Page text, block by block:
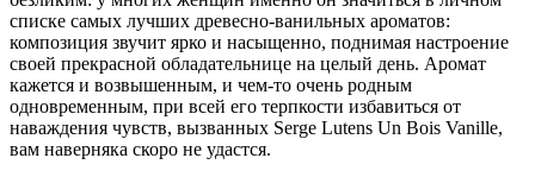
списке самых лучших древесно-ванильных ароматов:
композиция звучит ярко и насыщенно, поднимая настроение
своей прекрасной обладательнице на целый день. Аромат
кажется и возвышенным, и чем-то очень родным
одновременным, при всей его терпкости избавиться от
наваждения чувств, вызванных Serge Lutens Un Bois Vanille,
вам наверняка скоро не удастся.